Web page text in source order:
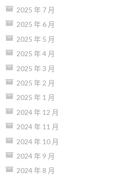
2025 年 7 月
2025 年 6 月
2025 年 5 月
2025 年 4 月
2025 年 3 月
2025 年 2 月
2025 年 1 月
2024 年 12 月
2024 年 11 月
2024 年 10 月
2024 年 9 月
2024 年 8 月